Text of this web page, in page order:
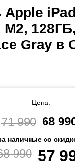
Apple
M2,
Gray в
Цена:
71 990 68
наличные со
990 57